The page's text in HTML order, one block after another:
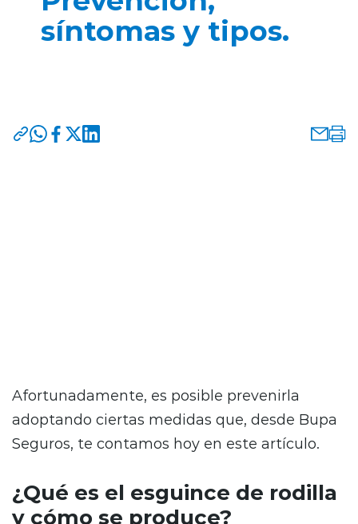
síntomas y tipos.
Afortunadamente, es posible prevenirla
adoptando ciertas medidas que, desde Bupa
Seguros, te contamos hoy en este artículo.
¿Qué es el esguince de rodilla
y cómo se produce?